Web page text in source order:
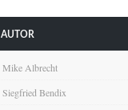
AUTOR
Mike Albrecht
Siegfried Bendix